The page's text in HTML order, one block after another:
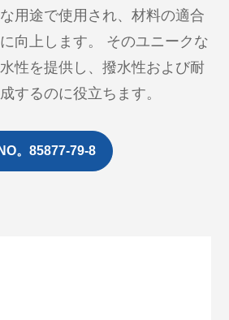
用途で使用され、材料の適合
向上します。 そのユニークな
性を提供し、撥水性および耐
するのに役立ちます。
。85877-79-8